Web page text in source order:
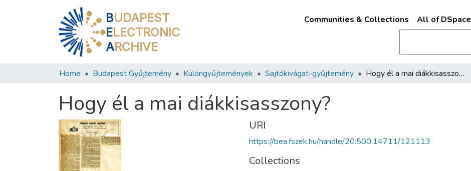
BUDAPEST
ELECTRONIC
ARCHIVE
Communities & Collections All of DSpace
Home Budapest Gyűjtemény Különgyűjtemények Sajtókivágat-gyűjtemény Hogy él a mai diákkisasszony?
Hogy él a mai diákkisasszony?
URI
https://bea.fszek.hu/handle/20.500.14711/121113
Collections